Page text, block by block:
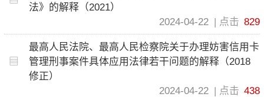
法》的解释（2021）
2024-04-22
点击 829
最高人民法院、最高人民检察院关于办理妨害信用卡
管理刑事案件具体应用法律若干问题的解释（2018
修正）
2024-04-22
点击 438